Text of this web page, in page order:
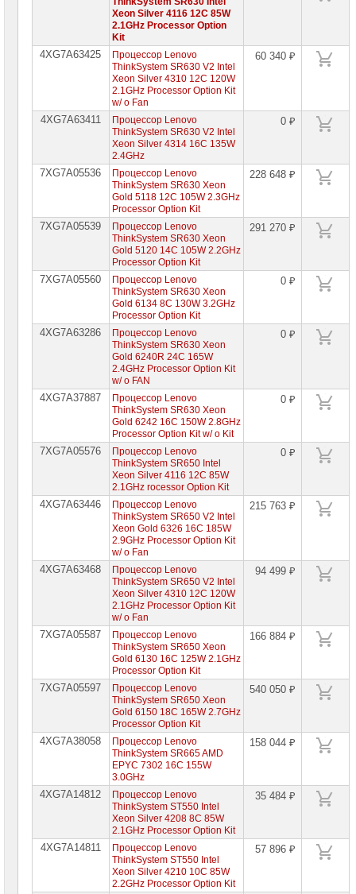
Xeon Silver 4116 12C 85W
2.1GHz Processor Option
Kit
4XG7A63425
Процессор Lenovo
ThinkSystem SR630 V2 Intel
Xeon Silver 4310 12C 120W
2.1GHz Processor Option Kit
w/ o Fan
60 340 ₽
4XG7A63411
Процессор Lenovo
ThinkSystem SR630 V2 Intel
Xeon Silver 4314 16C 135W
2.4GHz
0 ₽
7XG7A05536
Процессор Lenovo
ThinkSystem SR630 Xeon
Gold 5118 12C 105W 2.3GHz
Processor Option Kit
228 648 ₽
7XG7A05539
Процессор Lenovo
ThinkSystem SR630 Xeon
Gold 5120 14C 105W 2.2GHz
Processor Option Kit
291 270 ₽
7XG7A05560
Процессор Lenovo
ThinkSystem SR630 Xeon
Gold 6134 8C 130W 3.2GHz
Processor Option Kit
0 ₽
4XG7A63286
Процессор Lenovo
ThinkSystem SR630 Xeon
Gold 6240R 24C 165W
2.4GHz Processor Option Kit
w/ o FAN
0 ₽
4XG7A37887
Процессор Lenovo
ThinkSystem SR630 Xeon
Gold 6242 16C 150W 2.8GHz
Processor Option Kit w/ o Kit
0 ₽
7XG7A05576
Процессор Lenovo
ThinkSystem SR650 Intel
Xeon Silver 4116 12C 85W
2.1GHz rocessor Option Kit
0 ₽
4XG7A63446
Процессор Lenovo
ThinkSystem SR650 V2 Intel
Xeon Gold 6326 16C 185W
2.9GHz Processor Option Kit
w/ o Fan
215 763 ₽
4XG7A63468
Процессор Lenovo
ThinkSystem SR650 V2 Intel
Xeon Silver 4310 12C 120W
2.1GHz Processor Option Kit
w/ o Fan
94 499 ₽
7XG7A05587
Процессор Lenovo
ThinkSystem SR650 Xeon
Gold 6130 16C 125W 2.1GHz
Processor Option Kit
166 884 ₽
7XG7A05597
Процессор Lenovo
ThinkSystem SR650 Xeon
Gold 6150 18C 165W 2.7GHz
Processor Option Kit
540 050 ₽
4XG7A38058
Процессор Lenovo
ThinkSystem SR665 AMD
EPYC 7302 16C 155W
3.0GHz
158 044 ₽
4XG7A14812
Процессор Lenovo
ThinkSystem ST550 Intel
Xeon Silver 4208 8C 85W
2.1GHz Processor Option Kit
35 484 ₽
4XG7A14811
Процессор Lenovo
ThinkSystem ST550 Intel
Xeon Silver 4210 10C 85W
2.2GHz Processor Option Kit
57 896 ₽